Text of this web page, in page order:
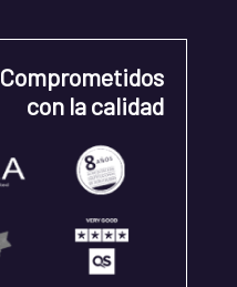
Comprometidos
con la calidad